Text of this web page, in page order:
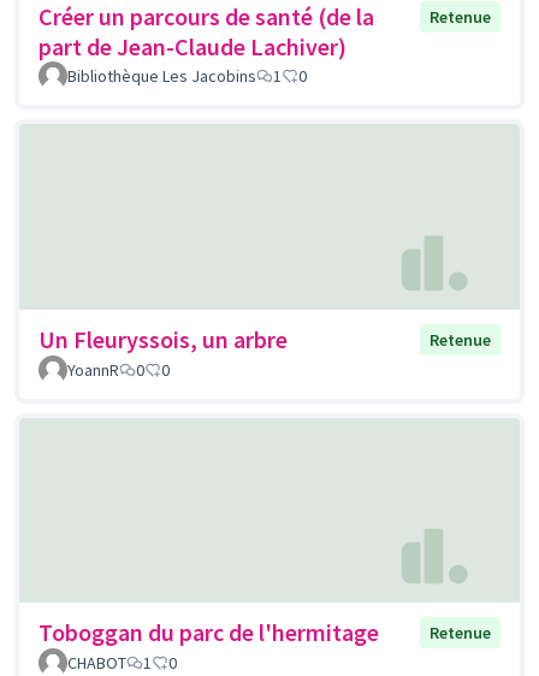
Créer un parcours de santé (de la
part de Jean-Claude Lachiver)
Retenue
Bibliothèque Les Jacobins 1 0
Un Fleuryssois, un arbre
Retenue
YoannR
0 0
Toboggan du parc de l'hermitage
Retenue
CHABOT
1 0